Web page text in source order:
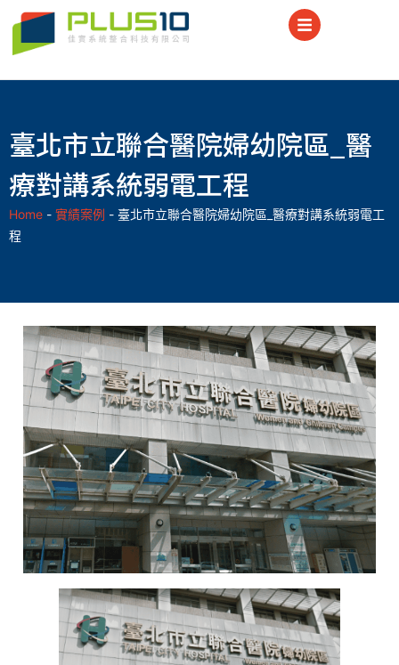
臺北市立聯合醫院婦幼院區_醫
療對講系統弱電工程
Home - 實績案例 - 臺北市立聯合醫院婦幼院區_醫療對講系統弱電工
程